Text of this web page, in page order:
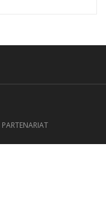
PARTENARIAT